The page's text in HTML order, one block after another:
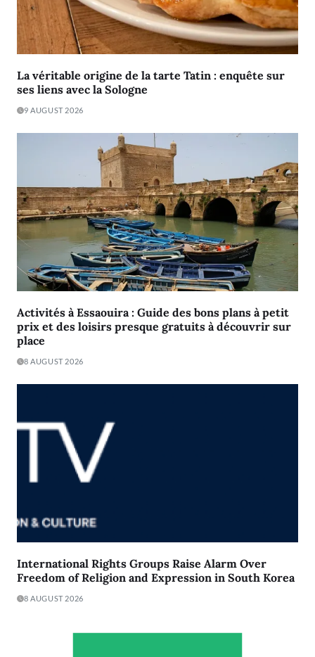
La véritable origine de la tarte Tatin : enquête sur
ses liens avec la Sologne
9 AUGUST 2026
Activités à Essaouira : Guide des bons plans à petit
prix et des loisirs presque gratuits à découvrir sur
place
8 AUGUST 2026
International Rights Groups Raise Alarm Over
Freedom of Religion and Expression in South Korea
8 AUGUST 2026